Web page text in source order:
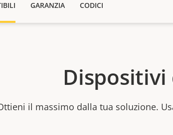
GARANZIA CODICI
il massimo dalla tua soluzione.